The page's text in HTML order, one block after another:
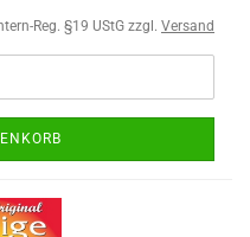
Reg. §19 UStG zzgl. Versand